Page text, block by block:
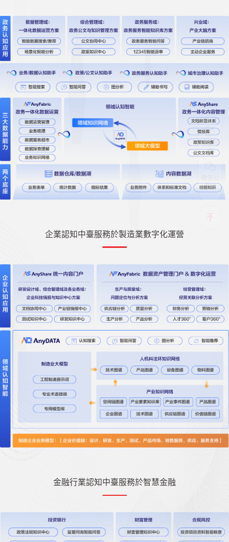
企業認知中臺服務於製造業數字化運營
金融行業認知中臺服務於智慧金融
項目諮
詢
眾號